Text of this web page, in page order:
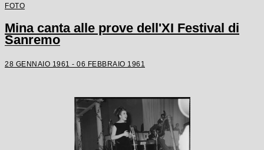
FOTO
Mina canta alle prove dell'XI Festival di
Sanremo
28 GENNAIO 1961 - 06 FEBBRAIO 1961